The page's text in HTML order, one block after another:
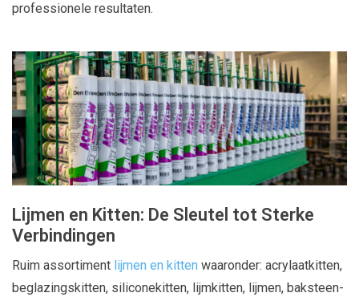
professionele resultaten.
Lijmen en Kitten: De Sleutel tot Sterke
Verbindingen
Ruim assortiment lijmen en kitten waaronder: acrylaatkitten,
beglazingskitten, siliconekitten, lijmkitten, lijmen, baksteen-